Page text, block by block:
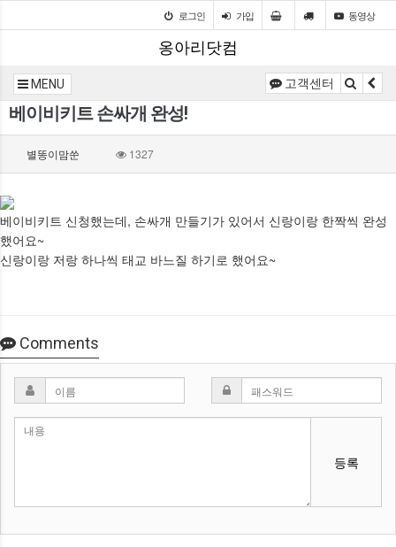
로그인 가입 동영상
옹아리닷컴
MENU 고객센터
베이비키트 손싸개 완성!
별똥이맘쑨 1327
베이비키트 신청했는데, 손싸개 만들기가 있어서 신랑이랑 한짝씩 완성
했어요~
신랑이랑 저랑 하나씩 태교 바느질 하기로 했어요~
Comments
등록